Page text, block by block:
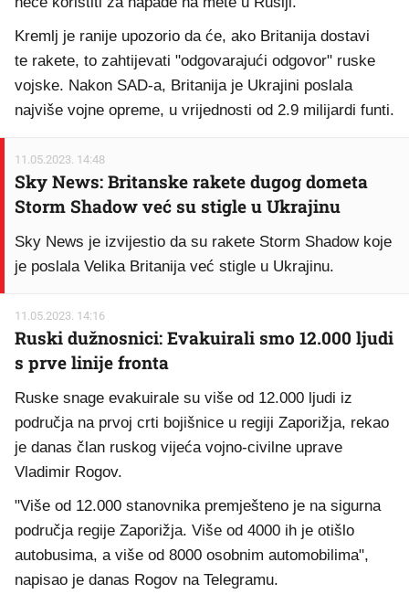
Kremlj je ranije upozorio da će, ako Britanija dostavi
te rakete, to zahtijevati "odgovarajući odgovor" ruske
vojske. Nakon SAD-a, Britanija je Ukrajini poslala
najviše vojne opreme, u vrijednosti od 2.9 milijardi funti.
11.05.2023. 14:48
Sky News: Britanske rakete dugog dometa
Storm Shadow već su stigle u Ukrajinu
Sky News je izvijestio da su rakete Storm Shadow koje
je poslala Velika Britanija već stigle u Ukrajinu.
11.05.2023. 14:16
Ruski dužnosnici: Evakuirali smo 12.000 ljudi
s prve linije fronta
Ruske snage evakuirale su više od 12.000 ljudi iz
područja na prvoj crti bojišnice u regiji Zaporižja, rekao
je danas član ruskog vijeća vojno-civilne uprave
Vladimir Rogov.
"Više od 12.000 stanovnika premješteno je na sigurna
područja regije Zaporižja. Više od 4000 ih je otišlo
autobusima, a više od 8000 osobnim automobilima",
napisao je danas Rogov na Telegramu.